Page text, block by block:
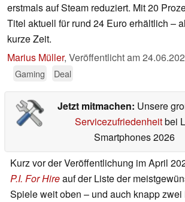
erstmals auf Steam reduziert. Mit 20
Titel aktuell für rund 24 Euro erhältlich –
kurze Zeit.
Marius Müller, Veröffentlicht am
Gaming Deal
Jetzt mitmachen: Unsere
Servicezufriedenheitbei
Smartphones 2026
Kurz vor der Veröffentlichung im April
P.I. For Hireauf der Liste der
Spiele weit oben – und auch knapp